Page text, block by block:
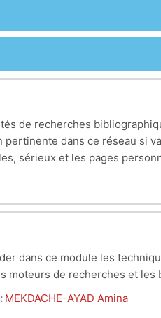
de recherches
dans ce réseau si
sérieux et les pages
de se familiariser avec
d'étude et à son sujet
suffisamment critique
se montrer tout aussi
clés imprécis (ou trop précis),
dans des milliers de pages à
d'avoir au préalable
mis à sa disposition pour
dans ce module les
moteurs de recherches et les
MEKDACHE-AYAD Amina